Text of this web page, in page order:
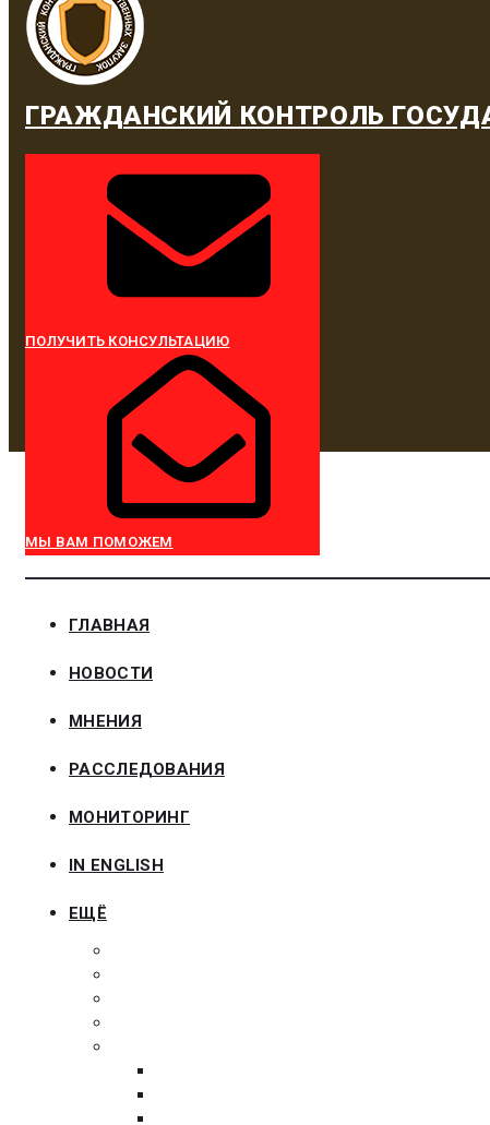
ГРАЖДАНСКИЙ КОНТРОЛЬ
ПОЛУЧИТЬ КОНСУЛЬТАЦИЮ
МЫ ВАМ ПОМОЖЕМ
ГЛАВНАЯ
НОВОСТИ
МНЕНИЯ
РАССЛЕДОВАНИЯ
МОНИТОРИНГ
IN ENGLISH
ЕЩЁ